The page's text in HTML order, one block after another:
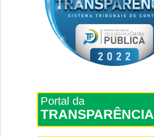
Portal da
TRANSPARÊNCIA